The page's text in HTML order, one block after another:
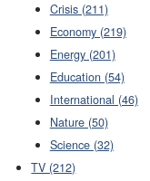
Crisis (211)
Economy (219)
Energy (201)
Education (54)
International (46)
Nature (50)
Science (32)
TV (212)